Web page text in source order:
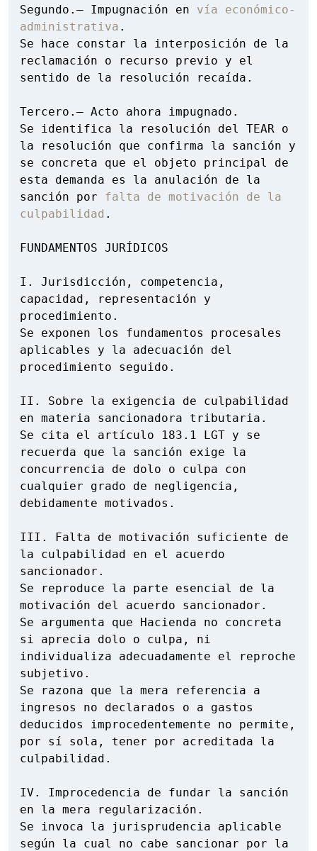
Segundo.– Impugnación en vía económico-
administrativa .
Se hace constar la interposición de la
reclamación o recurso previo y el
sentido de la resolución recaída.
Tercero.– Acto ahora impugnado.
Se identifica la resolución del TEAR o
la resolución que confirma la sanción y
se concreta que el objeto principal de
esta demanda es la anulación de la
sanción por falta de motivación de la
culpabilidad .
FUNDAMENTOS JURÍDICOS
I. Jurisdicción, competencia,
capacidad, representación y
procedimiento.
Se exponen los fundamentos procesales
aplicables y la adecuación del
procedimiento seguido.
II. Sobre la exigencia de culpabilidad
en materia sancionadora tributaria.
Se cita el artículo 183.1 LGT y se
recuerda que la sanción exige la
concurrencia de dolo o culpa con
cualquier grado de negligencia,
debidamente motivados.
III. Falta de motivación suficiente de
la culpabilidad en el acuerdo
sancionador.
Se reproduce la parte esencial de la
motivación del acuerdo sancionador.
Se argumenta que Hacienda no concreta
si aprecia dolo o culpa, ni
individualiza adecuadamente el reproche
subjetivo.
Se razona que la mera referencia a
ingresos no declarados o a gastos
deducidos improcedentemente no permite,
por sí sola, tener por acreditada la
culpabilidad.
IV. Improcedencia de fundar la sanción
en la mera regularización.
Se invoca la jurisprudencia aplicable
según la cual no cabe sancionar por la